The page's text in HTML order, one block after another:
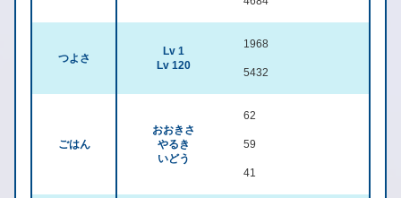
つよさ
Lv 1
Lv 120
1968
5432
ごはん
おおきさ
やるき
いどう
62
59
41